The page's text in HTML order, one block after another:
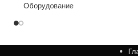
Оборудование